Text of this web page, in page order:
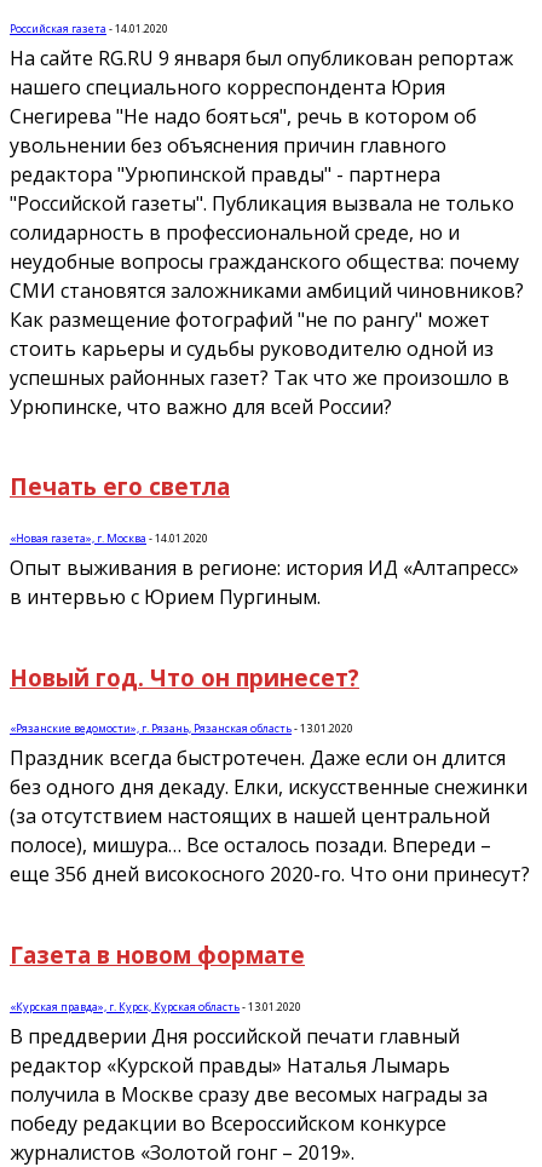
Российская газета -14.01.2020
На сайте RG.RU 9 января был опубликован репортаж
нашего специального корреспондента Юрия
Снегирева "Не надо бояться", речь в котором об
увольнении без объяснения причин главного
редактора "Урюпинской правды" - партнера
"Российской газеты". Публикация вызвала не только
солидарность в профессиональной среде, но и
неудобные вопросы гражданского общества: почему
СМИ становятся заложниками амбиций чиновников?
Как размещение фотографий "не по рангу" может
стоить карьеры и судьбы руководителю одной из
успешных районных газет? Так что же произошло в
Урюпинске, что важно для всей России?
Печать его светла
«Новая газета», г. Москва -14.01.2020
Опыт выживания в регионе: история ИД «Алтапресс»
в интервью с Юрием Пургиным.
Новый год. Что он принесет?
«Рязанские ведомости», г. Рязань, Рязанская область-13.01.2020
Праздник всегда быстротечен. Даже если он длится
без одного дня декаду. Елки, искусственные снежинки
(за отсутствием настоящих в нашей центральной
полосе), мишура… Все осталось позади. Впереди –
еще 356 дней високосного 2020-го. Что они принесут?
Газета в новом формате
«Курская правда», г. Курск, Курская область-13.01.2020
В преддверии Дня российской печати главный
редактор «Курской правды» Наталья Лымарь
получила в Москве сразу две весомых награды за
победу редакции во Всероссийском конкурсе
журналистов «Золотой гонг – 2019».